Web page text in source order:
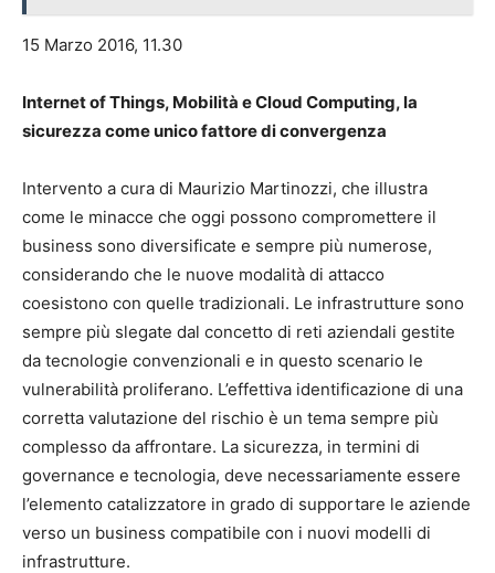
15 Marzo 2016, 11.30
Internet of Things, Mobilità e Cloud Computing, la
sicurezza come unico fattore di convergenza
Intervento a cura di Maurizio Martinozzi, che illustra
come le minacce che oggi possono compromettere il
business sono diversificate e sempre più numerose,
considerando che le nuove modalità di attacco
coesistono con quelle tradizionali. Le infrastrutture sono
sempre più slegate dal concetto di reti aziendali gestite
da tecnologie convenzionali e in questo scenario le
vulnerabilità proliferano. L’effettiva identificazione di una
corretta valutazione del rischio è un tema sempre più
complesso da affrontare. La sicurezza, in termini di
governance e tecnologia, deve necessariamente essere
l’elemento catalizzatore in grado di supportare le aziende
verso un business compatibile con i nuovi modelli di
infrastrutture.